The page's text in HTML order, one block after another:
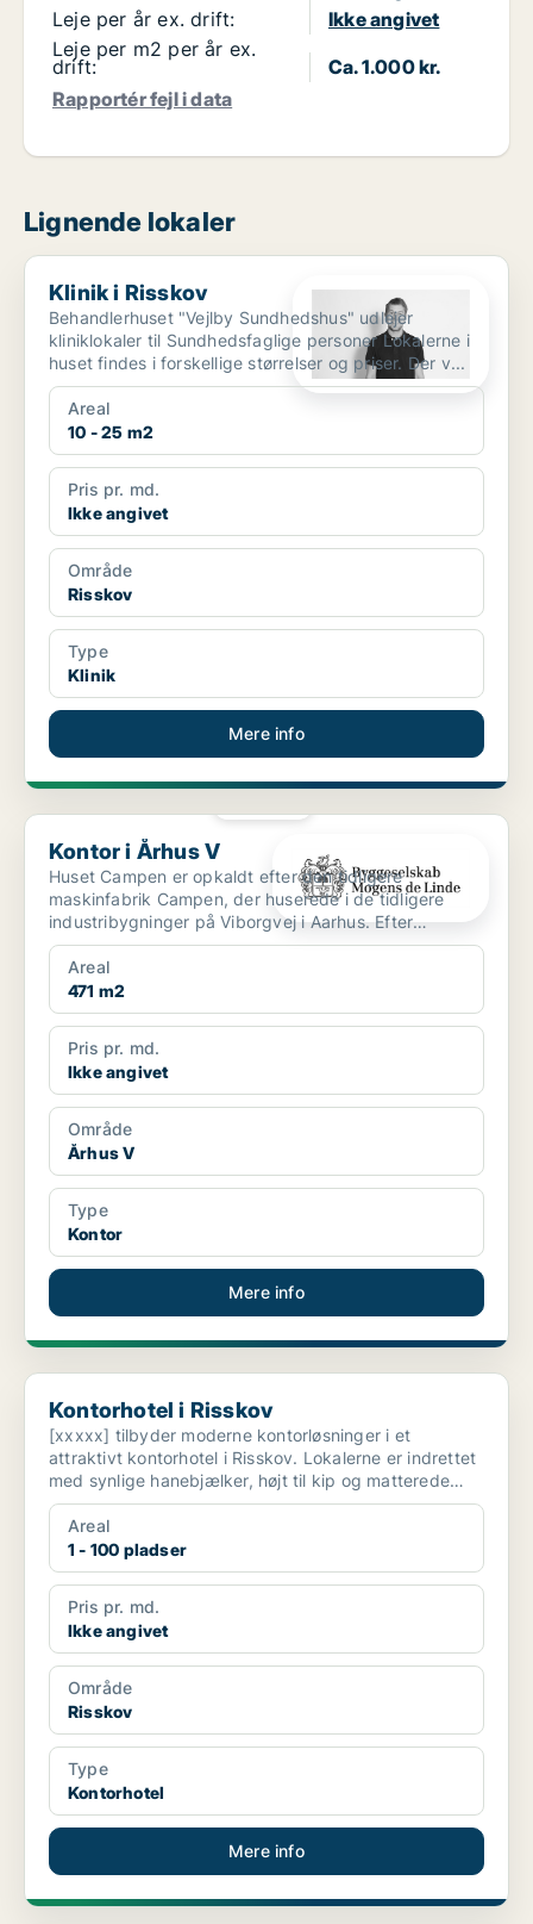
Leje per år ex. drift:
Ikke angivet
Leje per m2 per år ex.
drift:
Ca. 1.000 kr.
Rapportér fejl i data
Lignende lokaler
Klinik i Risskov
Klinik i Risskov
Behandlerhuset "Vejlby Sundhedshus" udlejer
kliniklokaler til Sundhedsfaglige personer Lokalerne i
huset findes i forskellige størrelser og priser. Der v...
Areal
10 - 25 m2
Pris pr. md.
Ikke angivet
Område
Risskov
Type
Klinik
Mere info
Kontor i Århus V
Kontor i Århus V
Huset Campen er opkaldt efter den tidligere
maskinfabrik Campen, der huserede i de tidligere
industribygninger på Viborgvej i Aarhus. Efter
omfattende istand...
Areal
471 m2
Pris pr. md.
Ikke angivet
Område
Århus V
Type
Kontor
Mere info
Kontorhotel i Risskov
Kontorhotel i Risskov
[xxxxx] tilbyder moderne kontorløsninger i et
attraktivt kontorhotel i Risskov. Lokalerne er indrettet
med synlige hanebjælker, højt til kip og matterede
gla...
Areal
1 - 100 pladser
Pris pr. md.
Ikke angivet
Område
Risskov
Type
Kontorhotel
Mere info